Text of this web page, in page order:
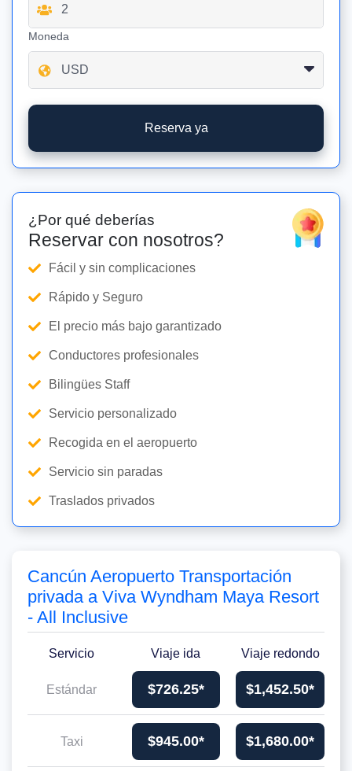
Moneda
Reserva ya
Cancún Aeropuerto Transportación
privada a Viva Wyndham Maya Resort
- All Inclusive
Servicio Viaje ida Viaje redondo
Estándar $726.25* $1,452.50*
Taxi $945.00* $1,680.00*
¿Por qué deberías
Reservar con nosotros?
Fácil y sin complicaciones
Rápido y Seguro
El precio más bajo garantizado
Conductores profesionales
Bilingües Staff
Servicio personalizado
Recogida en el aeropuerto
Servicio sin paradas
Traslados privados